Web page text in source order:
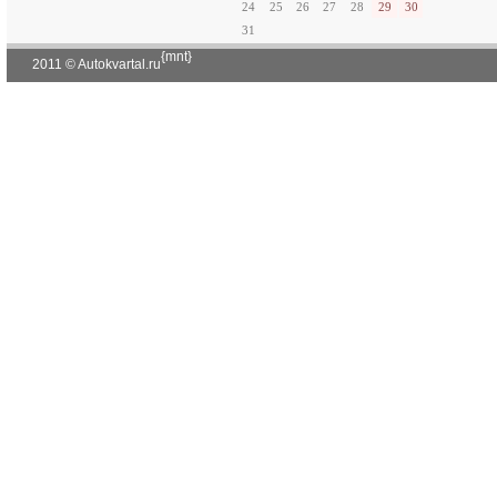
24
25 26 27 28 29
30
31
2011 © Autokvartal.ru{mnt}